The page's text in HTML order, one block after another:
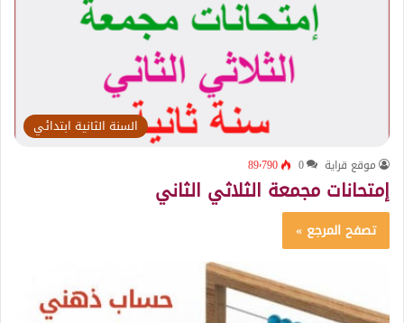
السنة الثانية ابتدائي
موقع قراية 0 89٬790
إمتحانات مجمعة الثلاثي الثاني
تصفح المرجع »